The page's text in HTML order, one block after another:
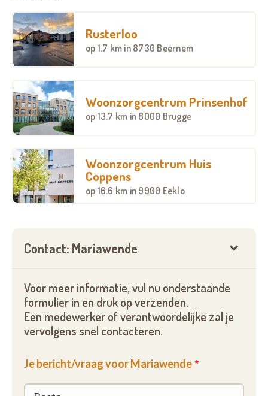
Rusterloo
op 1.7 km in 8730 Beernem
Woonzorgcentrum Prinsenhof
op 13.7 km in 8000 Brugge
Woonzorgcentrum Huis
Coppens
op 16.6 km in 9900 Eeklo
Contact: Mariawende
Voor meer informatie, vul nu onderstaande
formulier in en druk op verzenden.
Een medewerker of verantwoordelijke zal je
vervolgens snel contacteren.
Je bericht/vraag voor Mariawende